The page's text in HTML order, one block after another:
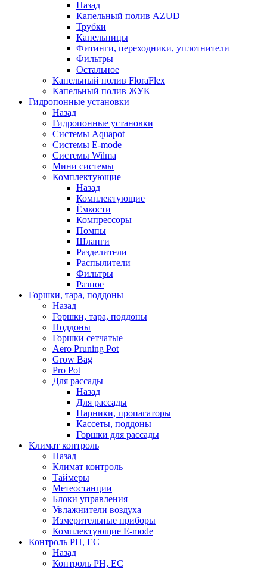
Назад
Капельный полив AZUD
Трубки
Капельницы
Фитинги, переходники, уплотнители
Фильтры
Остальное
Капельный полив FloraFlex
Капельный полив ЖУК
Гидропонные установки
Назад
Гидропонные установки
Системы Aquapot
Системы E-mode
Системы Wilma
Мини системы
Комплектующие
Назад
Комплектующие
Ёмкости
Компрессоры
Помпы
Шланги
Разделители
Распылители
Фильтры
Разное
Горшки, тара, поддоны
Назад
Горшки, тара, поддоны
Поддоны
Горшки сетчатые
Aero Pruning Pot
Grow Bag
Pro Pot
Для рассады
Назад
Для рассады
Парники, пропагаторы
Кассеты, поддоны
Горшки для рассады
Климат контроль
Назад
Климат контроль
Таймеры
Метеостанции
Блоки управления
Увлажнители воздуха
Измерительные приборы
Комплектующие E-mode
Контроль PH, EC
Назад
Контроль PH, EC